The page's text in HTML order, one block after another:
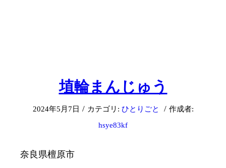
埴輪まんじゅう
2024年5月7日 / カテゴリ: ひとりごと / 作成者:
hsye83kf
奈良県檀原市